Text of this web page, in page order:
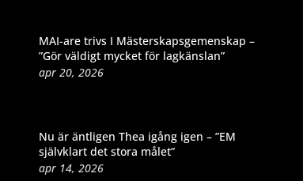
MAI-are trivs I Mästerskapsgemenskap –
”Gör väldigt mycket för lagkänslan”
apr 20, 2026
Nu är äntligen Thea igång igen – ”EM
självklart det stora målet”
apr 14, 2026